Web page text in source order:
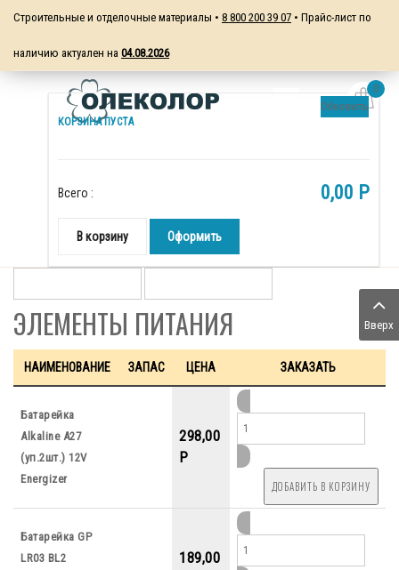
Строительные и отделочные материалы • 8 800 200 39 07 • Прайс-лист по
наличию актуален на 04.08.2026
0
КОРЗИНА ПУСТА
Обновить
Всего : 0,00 P
В корзину Оформить
ЭЛЕМЕНТЫ ПИТАНИЯ
НАИМЕНОВАНИЕ ЗАПАС ЦЕНА ЗАКАЗАТЬ
Батарейка
Alkaline А27
(уп.2шт.) 12V
Energizer
298,00
P
Батарейка GP
LR03 BL2
189,00
Вверх